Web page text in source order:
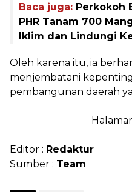
Baca juga: Perkokoh
PHR Tanam 700
Iklim dan Lindungi
Oleh karena itu, ia
menjembatani
pembangunan daerah
Editor : Redaktur
Sumber : Team